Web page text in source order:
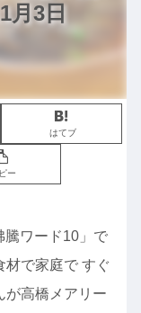
月3日
はてブ
ー
騰ワード10」で
材で家庭で すぐ
が高橋メアリー